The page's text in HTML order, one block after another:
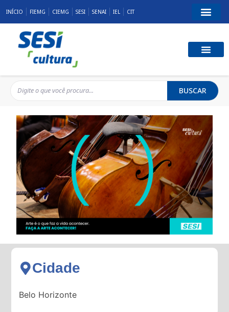
INÍCIO FIEMG CIEMG SESI SENAI IEL CIT
BUSCAR
Cidade
Belo Horizonte